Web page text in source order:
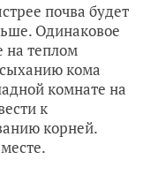
почва будет
Одинаковое
на теплом
кома
комнате на
к
корней.